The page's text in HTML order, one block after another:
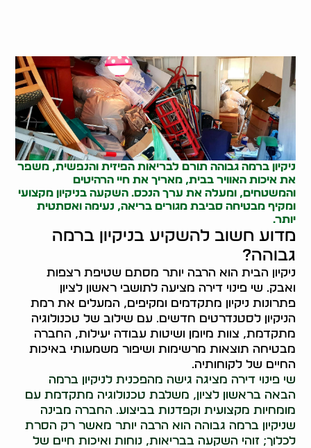
ניקיון ברמה גבוהה תורם לבריאות הפיזית והנפשית, משפר
את איכות האוויר בבית, מאריך את חיי הרהיטים
והמשטחים, ומעלה את ערך הנכס. השקעה בניקיון מקצועי
ומקיף מבטיחה סביבת מגורים בריאה, נעימה ואסתטית
יותר.
מדוע חשוב להשקיע בניקיון ברמה
גבוהה?
ניקיון הבית הוא הרבה יותר מסתם שטיפת רצפות
ואבק. שי פינוי דירה מציעה לתושבי ראשון לציון
פתרונות ניקיון מתקדמים ומקיפים, המעלים את רמת
הניקיון לסטנדרטים חדשים. עם שילוב של טכנולוגיה
מתקדמת, צוות מיומן ושיטות עבודה יעילות, החברה
מבטיחה תוצאות מרשימות ושיפור משמעותי באיכות
החיים של לקוחותיה.
שי פינוי דירה מציגה גישה מהפכנית לניקיון ברמה
הבאה בראשון לציון, משלבת טכנולוגיה מתקדמת עם
מומחיות מקצועית וקפדנות בביצוע. החברה מבינה
שניקיון ברמה גבוהה הוא הרבה יותר מאשר רק הסרת
לכלוך; זוהי השקעה בבריאות, נוחות ואיכות חיים של